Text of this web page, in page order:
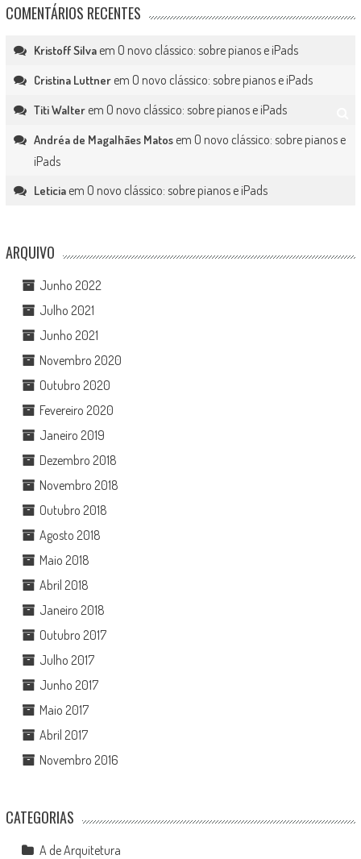
COMENTÁRIOS RECENTES
Kristoff Silvaem O novo clássico: sobre pianos e iPads
Cristina Luttnerem O novo clássico: sobre pianos e iPads
Titi Walterem O novo clássico: sobre pianos e iPads
Andréa de Magalhães Matosem O novo clássico: sobre pianos e
iPads
Leticiaem O novo clássico: sobre pianos e iPads
ARQUIVO
Junho 2022
Julho 2021
Junho 2021
Novembro 2020
Outubro 2020
Fevereiro 2020
Janeiro 2019
Dezembro 2018
Novembro 2018
Outubro 2018
Agosto 2018
Maio 2018
Abril 2018
Janeiro 2018
Outubro 2017
Julho 2017
Junho 2017
Maio 2017
Abril 2017
Novembro 2016
CATEGORIAS
A de Arquitetura